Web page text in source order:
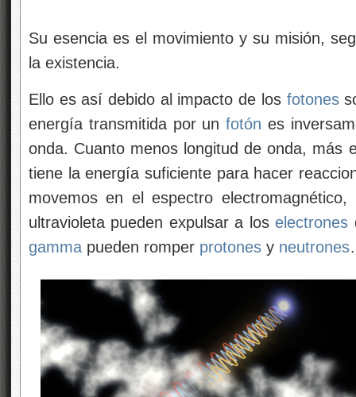
Su esencia es el movimiento y su misión,
la existencia.
Ello es así debido al impacto de los fotones
energía transmitida por unfotón es
onda. Cuanto menos longitud de onda, más
tiene la energía suficiente para hacer
movemos en el espectro
ultravioleta pueden expulsar a loselectrones
gamma pueden romper protones y neutrones